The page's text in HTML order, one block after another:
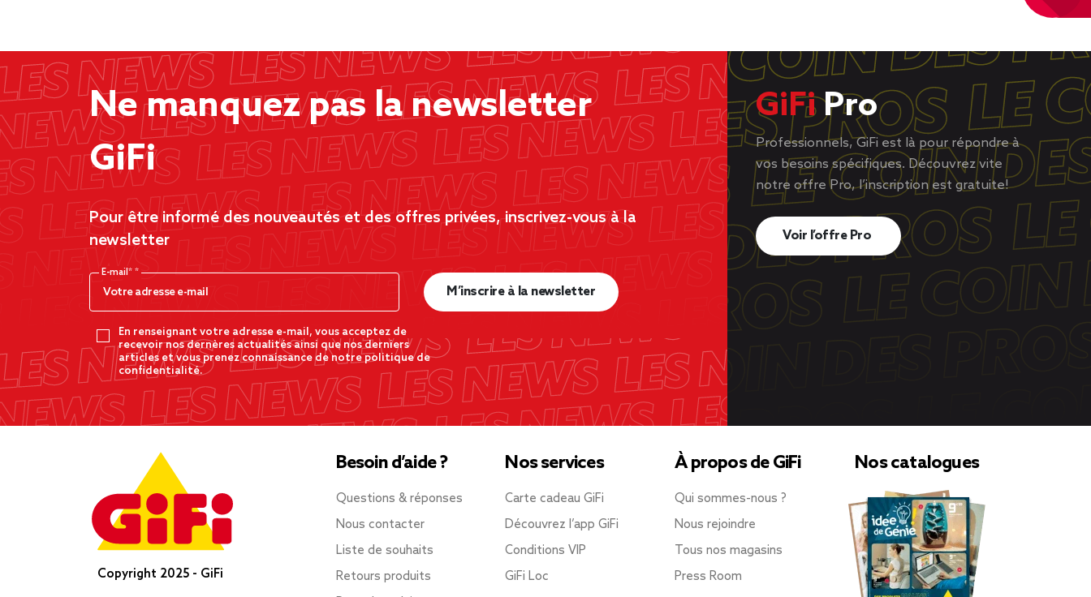
Ne manquez pas la newsletter
GiFi
Pour être informé des nouveautés et des offres privées, inscrivez-vous à la
newsletter
E-mail*
En renseignant votre adresse e-mail, vous acceptez de
recevoir nos dernères actualités ainsi que nos derniers
articles et vous prenez connaissance de notre politique de
confidentialité.
M’inscrire à la newsletter
GiFiPro
Professionnels, GiFi est là pour répondre à
vos besoins spécifiques. Découvrez vite
notre offre Pro, l’inscription est gratuite!
Voir l’offre Pro
Copyright 2025 - GiFi
Besoin d’aide ?
Questions & réponses
Nous contacter
Liste de souhaits
Retours produits
Nos services
Carte cadeau GiFi
Découvrez l’app GiFi
Conditions VIP
GiFi Loc
À propos de GiFi
Qui sommes-nous ?
Nous rejoindre
Tous nos magasins
Press Room
Nos catalogues